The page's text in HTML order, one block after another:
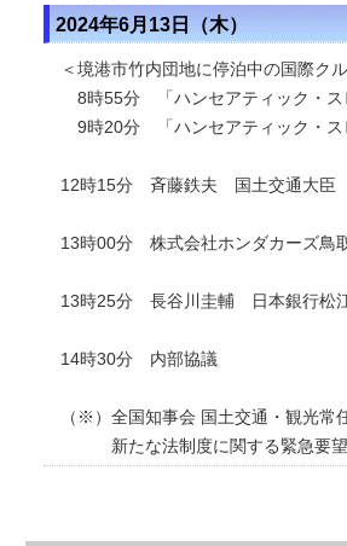
2024年6月13日（木）
＜境港市竹内団地に停泊中の国際ク
8時55分 「ハンセアティック・ス
9時20分 「ハンセアティック・ス
12時15分 斉藤鉄夫 国土交通大臣
13時00分 株式会社ホンダカーズ鳥
13時25分 長谷川圭輔 日本銀行松
14時30分 内部協議
（※） 全国知事会 国土交通・観光常
新たな法制度に関する緊急要望